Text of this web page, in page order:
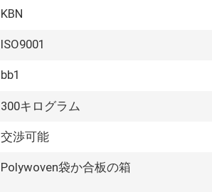
KBN
ISO9001
bb1
300キログラム
交渉可能
Polywoven袋か合板の箱